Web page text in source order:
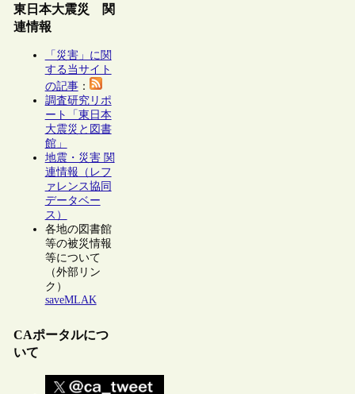
東日本大震災 関
連情報
「災害」に関
する当サイト
の記事：
調査研究リポ
ート「東日本
大震災と図書
館」
地震・災害 関
連情報（レフ
ァレンス協同
データベー
ス）
各地の図書館
等の被災情報
等について
（外部リン
ク）
saveMLAK
CAポータルにつ
いて